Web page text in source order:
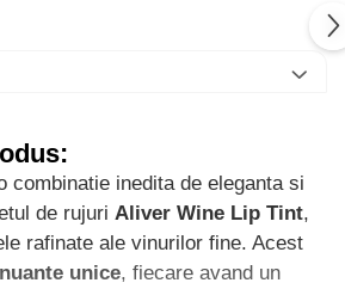
combinatie inedita de eleganta si
de rujuri Aliver Wine Lip Tint,
rafinate ale vinurilor fine. Acest
unice, fiecare avand un